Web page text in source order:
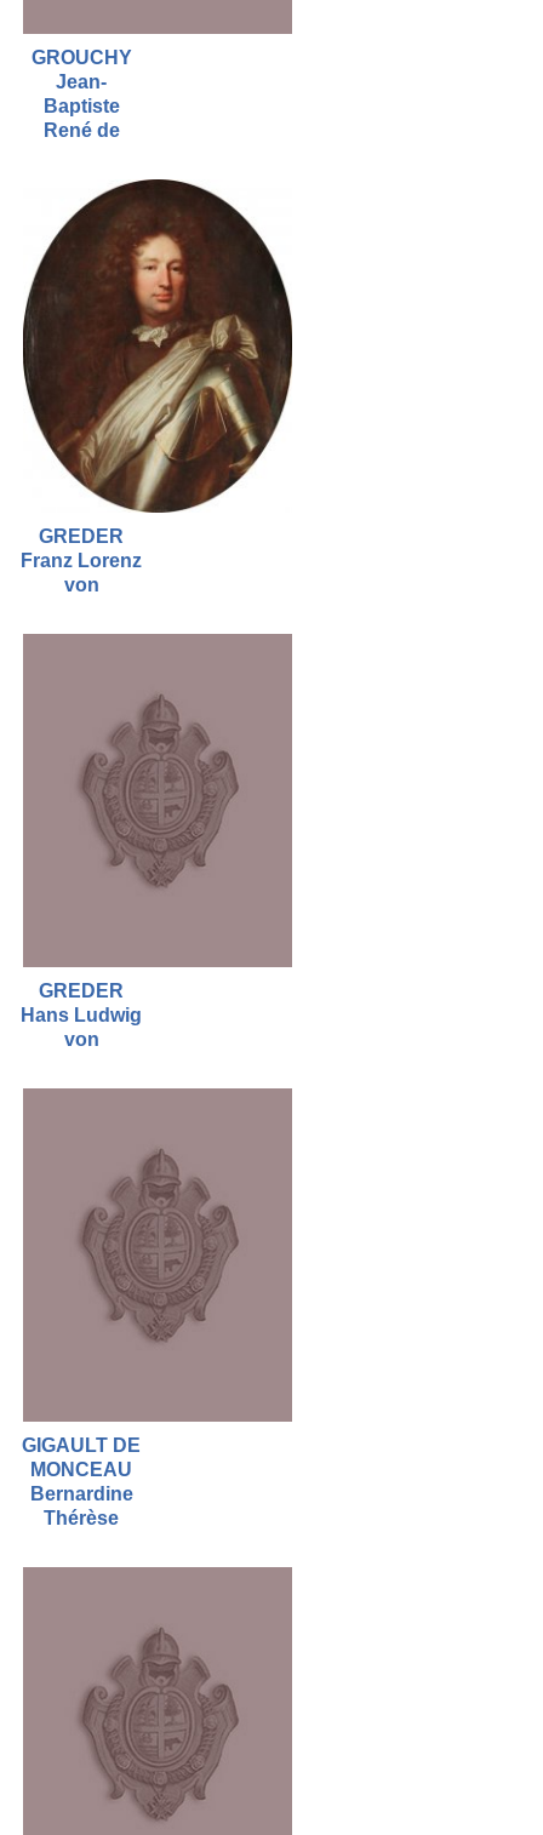
GROUCHY
Jean-
Baptiste
René de
GREDER
Franz Lorenz
von
GREDER
Hans Ludwig
von
GIGAULT DE
MONCEAU
Bernardine
Thérèse